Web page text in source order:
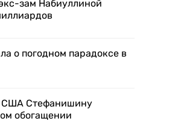
зам Набиуллиной
о погодном парадоксе в
США Стефанишину
обогащении